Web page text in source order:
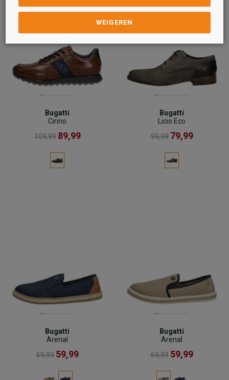
Bugatti
Cirino
109,99 89,99
Bugatti
Licio Eco
99,99 79,99
Bugatti
Arenal
69,99 59,99
Bugatti
Arenal
69,99 59,99
WEIGEREN